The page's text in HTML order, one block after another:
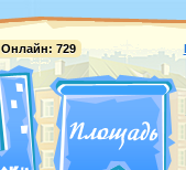
Онлайн: 729